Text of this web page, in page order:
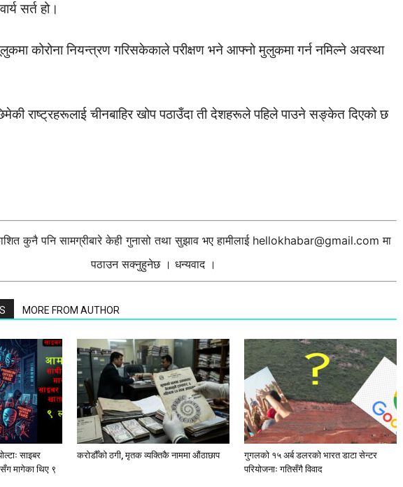
सर्त हो।
कोरोना नियन्त्रण गरिसकेकाले परीक्षण भने आफ्नो मुलुकमा गर्न नमिल्ने अवस्था
राष्ट्रहरूलाई चीनबाहिर खोप पठाउँदा ती देशहरूले पहिले पाउने सङ्केत दिएको छ
कुनै पनि सामग्रीबारे केही गुनासो तथा सुझाव भए हामीलाई hellokhabar@gmail.com मा
पठाउन सक्नुहुनेछ । धन्यवाद ।
MORE FROM AUTHOR
साइबर
मागेका थिए ९
करोडौँको ठगी, मृतक व्यक्तिकै नाममा औंठाछाप
गुगलको १५ अर्ब डलरको भारत डाटा सेन्टर
परियोजनाः गतिसँगै विवाद